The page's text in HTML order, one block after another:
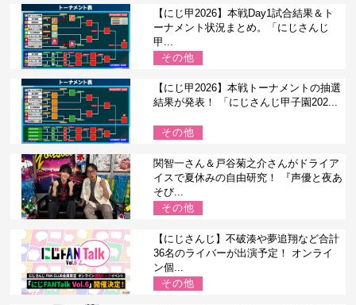
【にじ甲2026】本戦Day1試合結果＆ト
ーナメント状況まとめ。「にじさんじ
甲...
その他
【にじ甲2026】本戦トーナメントの抽選
結果が発表！ 「にじさんじ甲子園202...
その他
関智一さん＆戸谷菊之介さんがドライア
イスで夏休みの自由研究！ 『声優と夜あ
そび...
その他
【にじさんじ】不破湊や夢追翔など合計
36名のライバーが出演予定！ オンライ
ン個...
その他